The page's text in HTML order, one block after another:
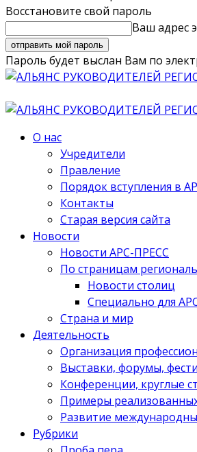
Восстановите свой пароль
Ваш адрес
Пароль будет выслан Вам по
О нас
Учредители
Правление
Порядок вступления в
Контакты
Старая версия сайта
Новости
Новости АРС-ПРЕСС
По страницам
Новости столиц
Специально для
Страна и мир
Деятельность
Организация
Выставки, форумы,
Конференции, круглые
Примеры
Развитие
Рубрики